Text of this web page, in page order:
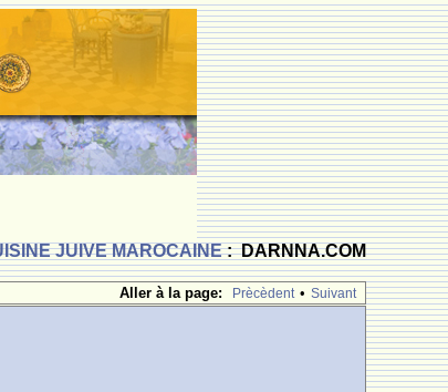
JUIVE MAROCAINE: DARNNA.COM
Aller à la page:
Prècèdent • Suivant